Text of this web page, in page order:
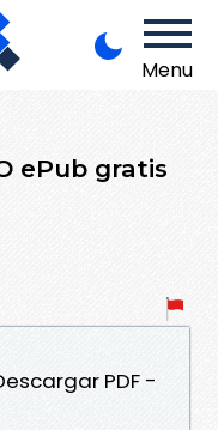
Menu
ePub gratis
Descargar PDF -